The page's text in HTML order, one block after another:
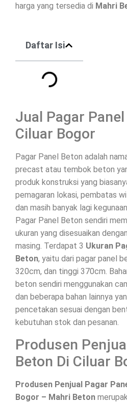
harga yang tersedia di Mahri
Daftar Isi
Jual Pagar
Ciluar Bogor
Pagar Panel Beton adalah
precast atau tembok beton
produk konstruksi yang
pemagaran lokasi, pembatas
dan masih banyak lagi
Pagar Panel Beton sendiri
ukuran yang disesuaikan
masing. Terdapat 3 Ukuran
Beton, yaitu dari pagar panel
320cm, dan tinggi 370cm.
beton sendiri menggunakan
dan beberapa bahan lainnya
pencetakan sesuai dengan
kebutuhan stok dan pesanan.
Produsen
Beton Di Ciluar
Produsen Penjual Pagar
Bogor – Mahri Beton